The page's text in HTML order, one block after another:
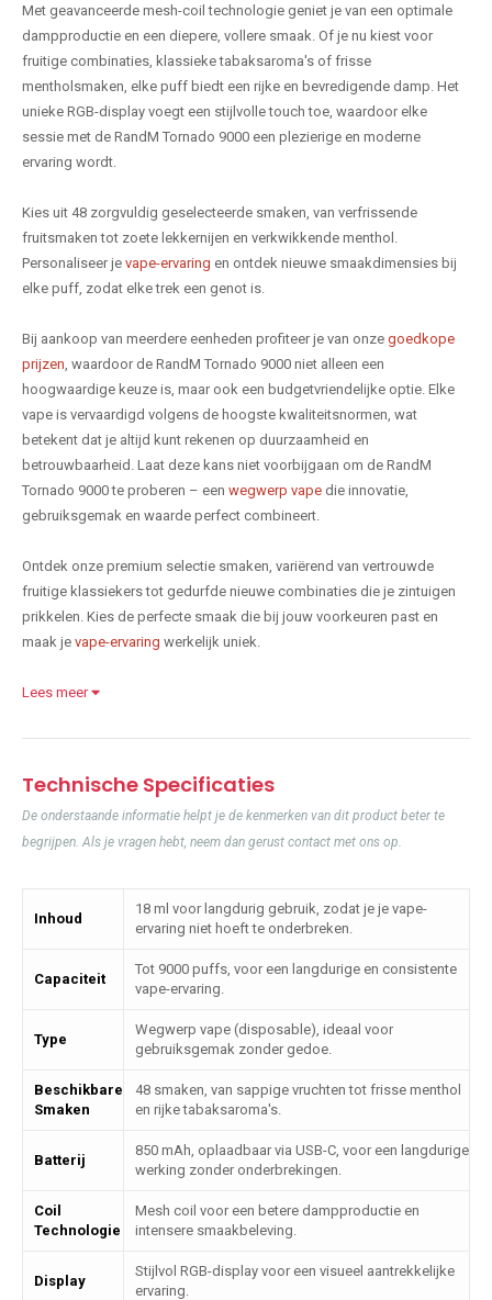
Met geavanceerde mesh-coil technologie geniet je van een optimale
dampproductie en een diepere, vollere smaak. Of je nu kiest voor
fruitige combinaties, klassieke tabaksaroma's of frisse
mentholsmaken, elke puff biedt een rijke en bevredigende damp. Het
unieke RGB-display voegt een stijlvolle touch toe, waardoor elke
sessie met de RandM Tornado 9000 een plezierige en moderne
ervaring wordt.
Kies uit 48 zorgvuldig geselecteerde smaken, van verfrissende
fruitsmaken tot zoete lekkernijen en verkwikkende menthol.
Personaliseer je vape-ervaring en ontdek nieuwe smaakdimensies bij
elke puff, zodat elke trek een genot is.
Bij aankoop van meerdere eenheden profiteer je van onze goedkope
prijzen , waardoor de RandM Tornado 9000 niet alleen een
hoogwaardige keuze is, maar ook een budgetvriendelijke optie. Elke
vape is vervaardigd volgens de hoogste kwaliteitsnormen, wat
betekent dat je altijd kunt rekenen op duurzaamheid en
betrouwbaarheid. Laat deze kans niet voorbijgaan om de RandM
Tornado 9000 te proberen – een wegwerp vape die innovatie,
gebruiksgemak en waarde perfect combineert.
Ontdek onze premium selectie smaken, variërend van vertrouwde
fruitige klassiekers tot gedurfde nieuwe combinaties die je zintuigen
prikkelen. Kies de perfecte smaak die bij jouw voorkeuren past en
maak je vape-ervaring werkelijk uniek.
Lees meer
Technische Specificaties
De onderstaande informatie helpt je de kenmerken van dit product beter te
begrijpen. Als je vragen hebt, neem dan gerust contact met ons op.
Inhoud
18 ml voor langdurig gebruik, zodat je je vape-
ervaring niet hoeft te onderbreken.
Capaciteit
Tot 9000 puffs, voor een langdurige en consistente
vape-ervaring.
Type
Wegwerp vape (disposable), ideaal voor
gebruiksgemak zonder gedoe.
Beschikbare
Smaken
48 smaken, van sappige vruchten tot frisse menthol
en rijke tabaksaroma's.
Batterij
850 mAh, oplaadbaar via USB-C, voor een langdurige
werking zonder onderbrekingen.
Coil
Technologie
Mesh coil voor een betere dampproductie en
intensere smaakbeleving.
Display
Stijlvol RGB-display voor een visueel aantrekkelijke
ervaring.